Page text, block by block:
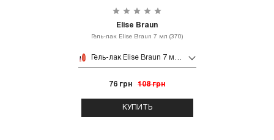
Elise Braun
Гель-лак Elise Braun 7 мл (370)
76 грн 108 грн
КУПИТЬ